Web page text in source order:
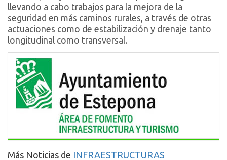
llevando a cabo trabajos para la mejora de la
seguridad en más caminos rurales, a través de otras
actuaciones como de estabilización y drenaje tanto
longitudinal como transversal.
Más Noticias de INFRAESTRUCTURAS